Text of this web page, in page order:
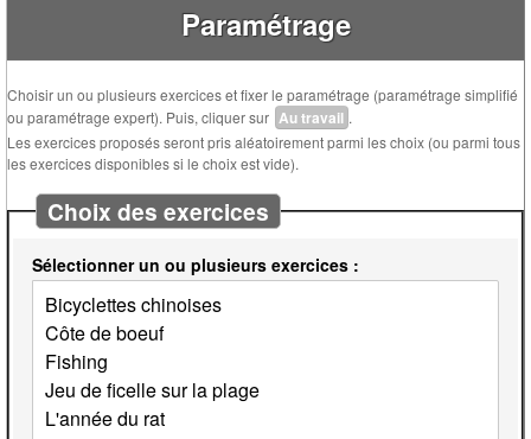
Paramétrage
Choisir un ou plusieurs exercices et fixer le paramétrage (paramétrage simplifié
ou paramétrage expert). Puis, cliquer sur Au travail .
Les exercices proposés seront pris aléatoirement parmi les choix (ou parmi tous
les exercices disponibles si le choix est vide).
Choix des exercices
Sélectionner un ou plusieurs exercices :